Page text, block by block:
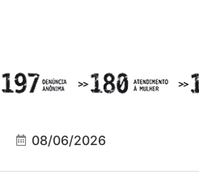
08/06/2026